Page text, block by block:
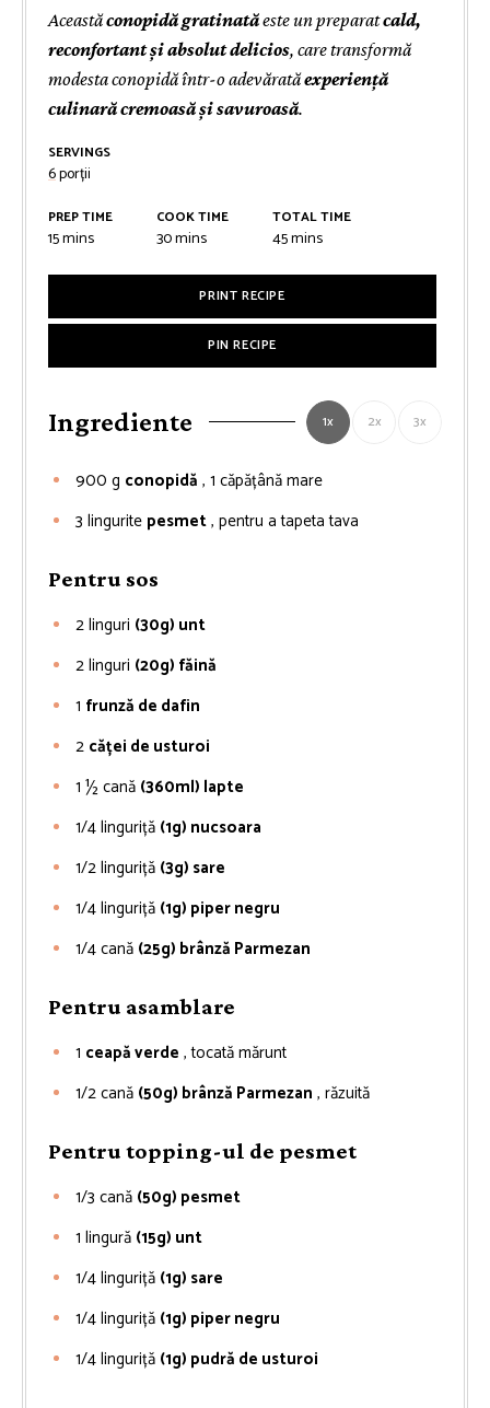
Aceastăconopidă gratinatăeste un preparatcald,
reconfortant și absolut delicios, care transformă
modesta conopidă într-o adevăratăexperiență
culinară cremoasă și savuroasă.
SERVINGS
6porții
PREP TIME
15minutes
mins
COOK TIME
30minutes
mins
TOTAL TIME
45minutes
mins
PRINT RECIPE
PIN RECIPE
Ingrediente 1x 2x 3x
900 g conopidă , 1 căpățână mare
3 lingurite pesmet, pentru a tapeta tava
Pentru sos
2linguri (30g) unt
2linguri (20g) făină
1 frunză de dafin
2 căței de usturoi
1 ½cană (360ml) lapte
1/4linguriță (1g) nucsoara
1/2linguriță (3g) sare
1/4linguriță (1g) piper negru
1/4cană (25g) brânză Parmezan
Pentru asamblare
1 ceapă verde , tocată mărunt
1/2cană (50g) brânză Parmezan , răzuită
Pentru topping-ul de pesmet
1/3 cană (50g) pesmet
1 lingură (15g) unt
1/4linguriță (1g) sare
1/4linguriță (1g) piper negru
1/4linguriță (1g) pudră de usturoi